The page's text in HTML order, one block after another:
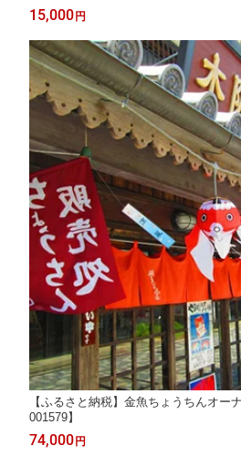
15,000円
【ふるさと納税】金魚ちょうちんオー
001579】
74,000円